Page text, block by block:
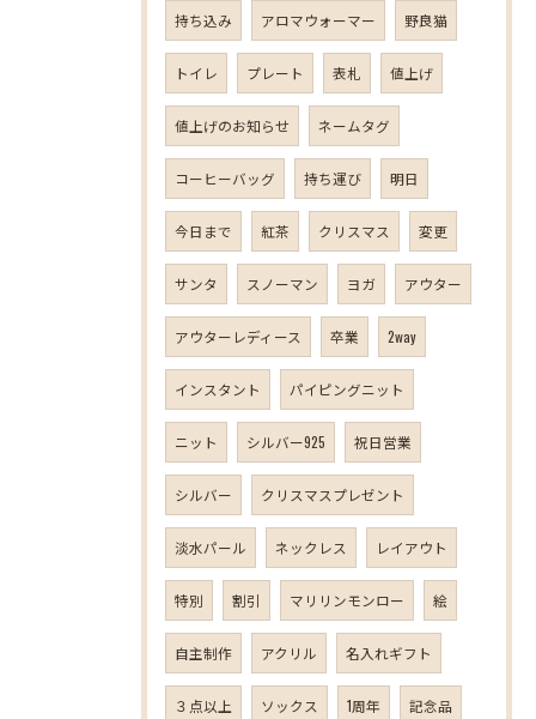
持ち込み アロマウォーマー 野良猫
トイレ プレート 表札 値上げ
値上げのお知らせ ネームタグ
コーヒーバッグ 持ち運び 明日
今日まで 紅茶 クリスマス 変更
サンタ スノーマン ヨガ アウター
アウターレディース 卒業 2way
インスタント パイピングニット
ニット シルバー925 祝日営業
シルバー クリスマスプレゼント
淡水パール ネックレス レイアウト
特別 割引 マリリンモンロー 絵
自主制作 アクリル 名入れギフト
３点以上 ソックス 1周年 記念品